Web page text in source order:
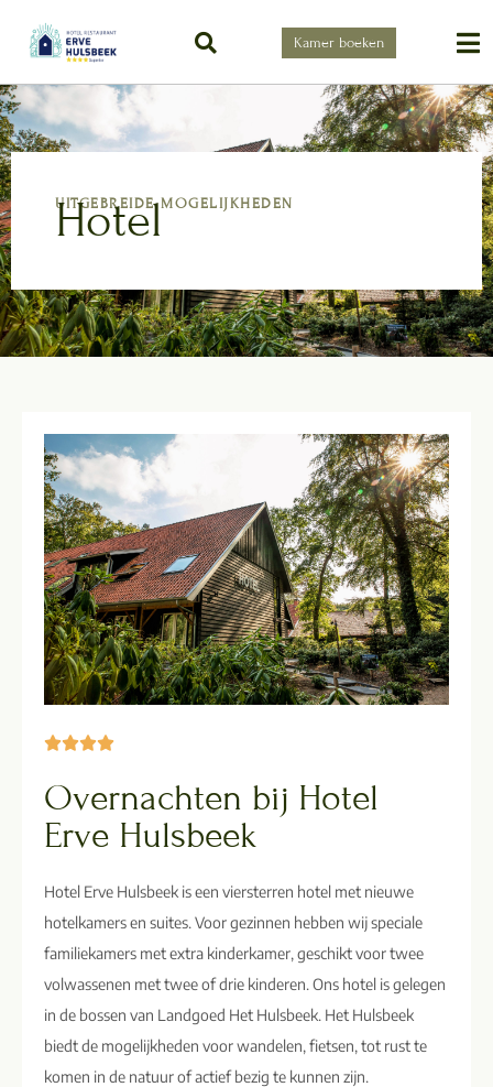
Kamer boeken
UITGEBREIDE MOGELIJKHEDEN
Hotel

Overnachten bij Hotel
Erve Hulsbeek
Hotel Erve Hulsbeek is een viersterren hotel met nieuwe
hotelkamers en suites. Voor gezinnen hebben wij speciale
familiekamers met extra kinderkamer, geschikt voor twee
volwassenen met twee of drie kinderen. Ons hotel is gelegen
in de bossen van Landgoed Het Hulsbeek. Het Hulsbeek
biedt de mogelijkheden voor wandelen, fietsen, tot rust te
komen in de natuur of actief bezig te kunnen zijn.